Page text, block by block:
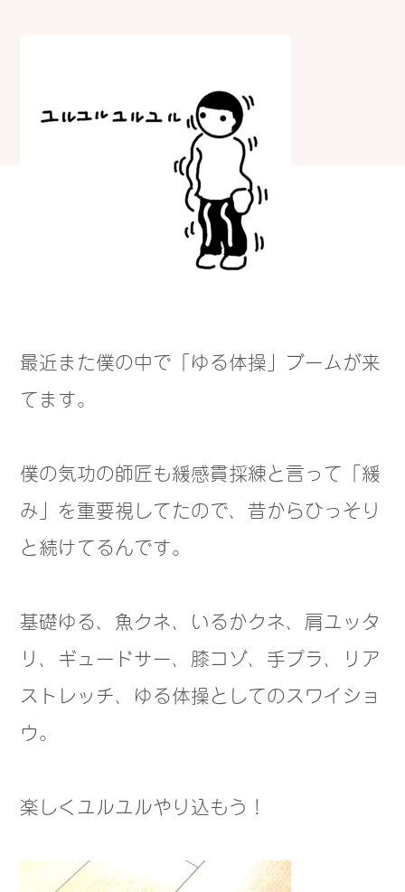
最近また僕の中で「ゆる体操」ブームが来
てます。
僕の気功の師匠も緩感貫採練と言って「緩
み」を重要視してたので、昔からひっそり
と続けてるんです。
基礎ゆる、魚クネ、いるかクネ、肩ユッタ
リ、ギュードサー、膝コゾ、手プラ、リア
ストレッチ、ゆる体操としてのスワイショ
ウ。
楽しくユルユルやり込もう！